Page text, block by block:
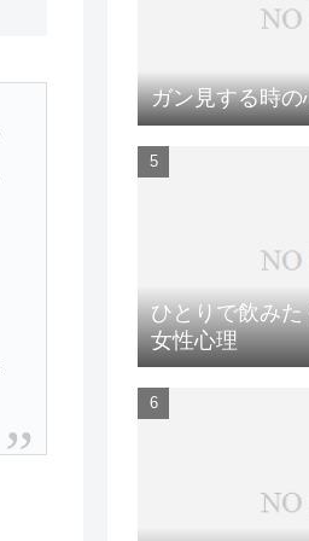
ガン見する時
ひとりで飲み
女性心理